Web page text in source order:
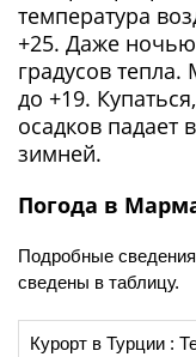
температура
+25. Даже
градусов
до +19.
осадков падает
зимней.
Погода в
Подробные
сведены в таблицу.
Курорт в Турции :